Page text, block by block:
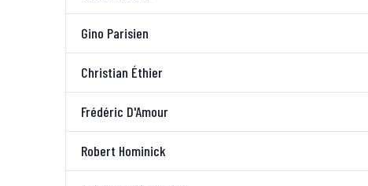
Gino Parisien
Christian Éthier
Frédéric D'Amour
Robert Hominick